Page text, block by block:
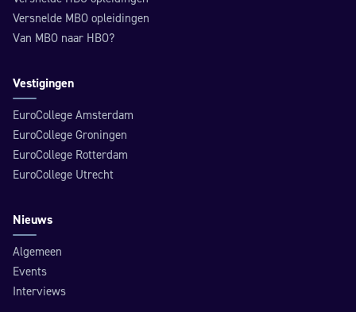
Versnelde MBO opleidingen
Van MBO naar HBO?
Vestigingen
EuroCollege Amsterdam
EuroCollege Groningen
EuroCollege Rotterdam
EuroCollege Utrecht
Nieuws
Algemeen
Events
Interviews